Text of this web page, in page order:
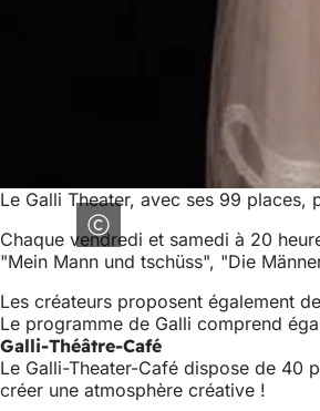
Le Galli Theater, avec ses 99 places,
Chaque vendredi et samedi à 20
"Mein Mann und tschüss", "Die
Les créateurs proposent également
Le programme de Galli comprend
Galli-Théâtre-Café
Le Galli-Theater-Café dispose de 40
créer une atmosphère créative !